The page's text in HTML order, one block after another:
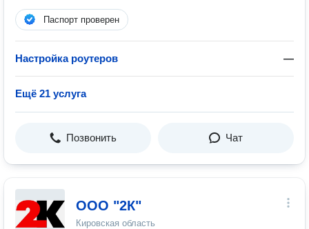
Паспорт проверен
Настройка роутеров —
Ещё 21 услуга
Позвонить Чат
ООО "2К"
Кировская область